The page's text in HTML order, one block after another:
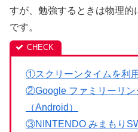
すが、勉強するときは物理
です。
①スクリーンタイムを利
②Google ファミリーリン
（Android）
③NINTENDO みまもり